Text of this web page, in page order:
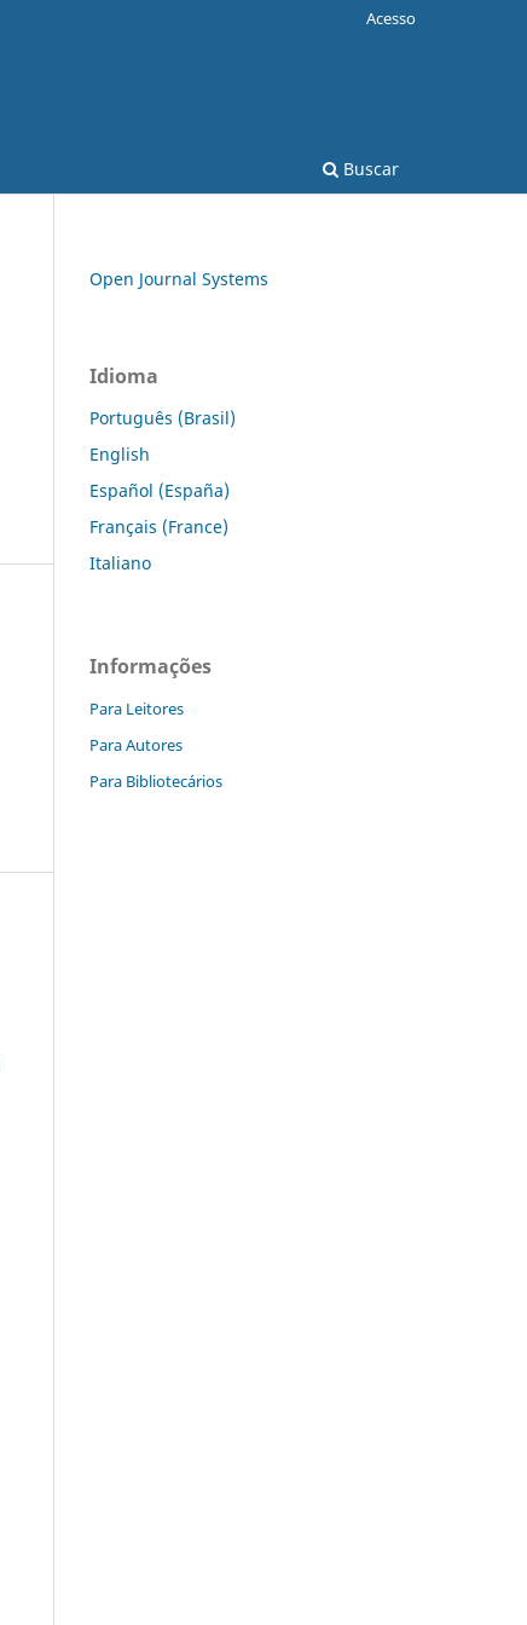
Buscar
Acesso
Open Journal Systems
Idioma
Português (Brasil)
English
Español (España)
Français (France)
Italiano
Informações
Para Leitores
Para Autores
Para Bibliotecários